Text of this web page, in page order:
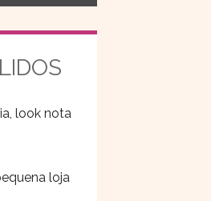
look nota
loja